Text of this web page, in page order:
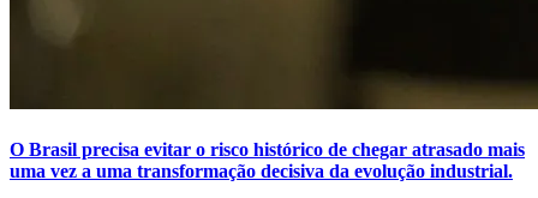
O Brasil precisa evitar o risco histórico de chegar atrasado mais
uma vez a uma transformação decisiva da evolução industrial.